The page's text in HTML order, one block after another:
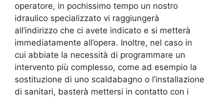
operatore, in pochissimo tempo un nostro
idraulico specializzato vi raggiungerà
all’indirizzo che ci avete indicato e si metterà
immediatamente all’opera. Inoltre, nel caso in
cui abbiate la necessità di programmare un
intervento più complesso, come ad esempio la
sostituzione di uno scaldabagno o l’installazione
di sanitari, basterà mettersi in contatto con i